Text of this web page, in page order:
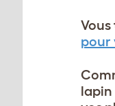
pour
lapin